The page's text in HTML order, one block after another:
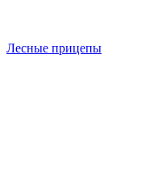
Лесные прицепы